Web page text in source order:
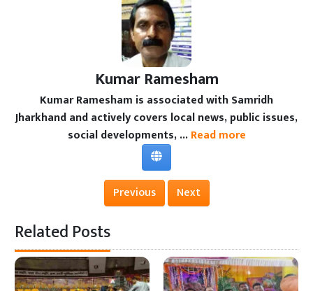
Kumar Ramesham
Kumar Ramesham is associated with Samridh
Jharkhand and actively covers local news, public issues,
social developments, ... Read more
Previous Next
Related Posts